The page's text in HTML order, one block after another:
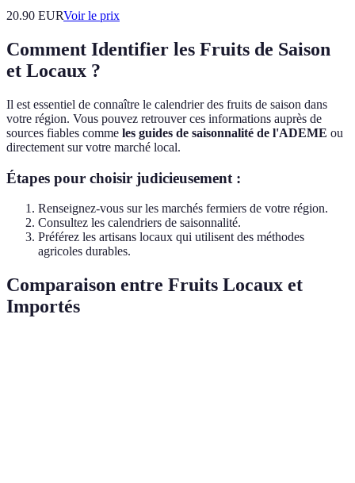
20.90 EURVoir le prix
Comment Identifier les Fruits de Saison
et Locaux ?
Il est essentiel de connaître le calendrier des fruits de saison dans
votre région. Vous pouvez retrouver ces informations auprès de
sources fiables comme les guides de saisonnalité de l'ADEME ou
directement sur votre marché local.
Étapes pour choisir judicieusement :
Renseignez-vous sur les marchés fermiers de votre région.
Consultez les calendriers de saisonnalité.
Préférez les artisans locaux qui utilisent des méthodes
agricoles durables.
Comparaison entre Fruits Locaux et
Importés